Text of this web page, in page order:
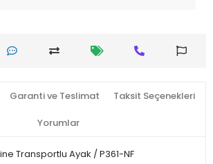
Garanti ve Teslimat Taksit Seçenekleri
Yorumlar
Transportlu Ayak / P361-NF